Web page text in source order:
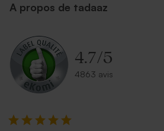
Jolie enveloppe blanche
A propos de tadaaz
4.7/5
4863 avis